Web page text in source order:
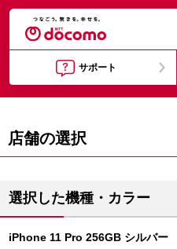
サポート
店舗の選択
選択した機種・カラー
iPhone 11 Pro 256GB シルバー